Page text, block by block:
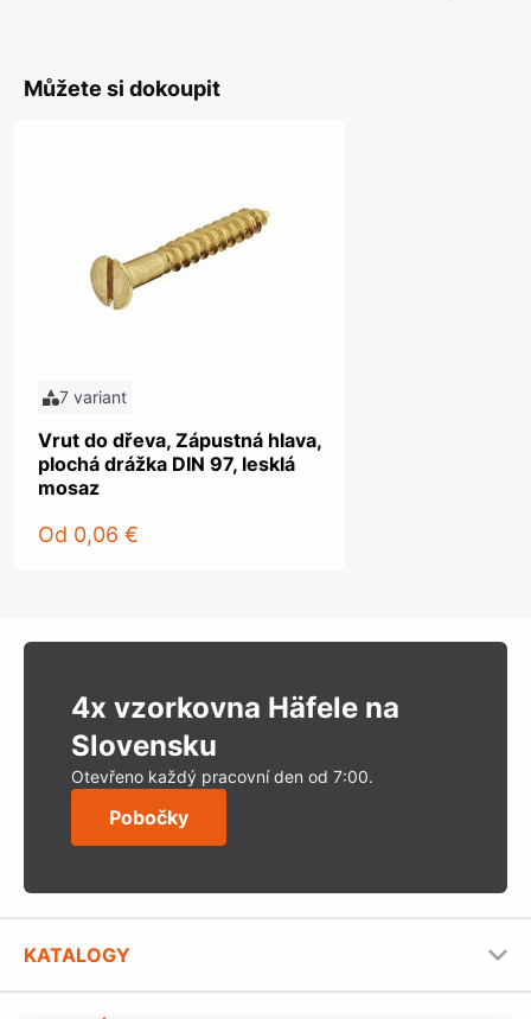
Můžete si dokoupit
7 variant
Vrut do dřeva, Zápustná hlava,
plochá drážka DIN 97, lesklá
mosaz
Od 0,06 €
4x vzorkovna Häfele na
Slovensku
Otevřeno každý pracovní den od 7:00.
Pobočky
KATALOGY